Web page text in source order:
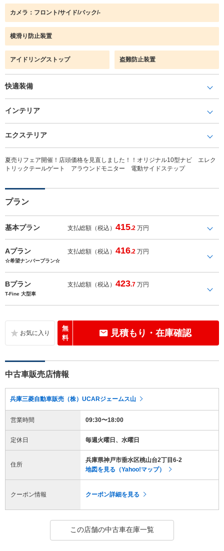
カメラ：フロント/サイド/バック/-
横滑り防止装置
アイドリングストップ 盗難防止装置
快適装備
インテリア
エクステリア
夏売りフェア開催！店頭価格を見直しました！！オリジナル10型ナビ エレク
トリックテールゲート アラウンドモニター 電動サイドステップ
プラン
基本プラン 支払総額（税込）415.2 万円
Aプラン 支払総額（税込）416.2 万円
☆希望ナンバープラン☆
Bプラン 支払総額（税込）423.7 万円
T-Fine 大型車
無
料
見積もり・在庫確認
中古車販売店情報
兵庫三菱自動車販売（株）UCARジェームス山
営業時間 09:30〜18:00
定休日 毎週火曜日、水曜日
住所
兵庫県神戸市垂水区桃山台2丁目6-2
地図を見る（Yahoo!マップ）
クーポン情報 クーポン詳細を見る
この店舗の中古車在庫一覧